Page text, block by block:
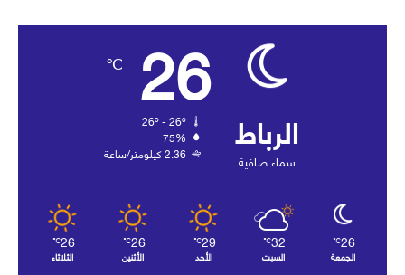
الرباط
سماء صافية
26
℃
75%
2.36 كيلومتر/ساعة
26
℃
الجمعة
32
℃
السبت
29
℃
الأحد
26
℃
الأثنين
26
℃
الثلاثاء